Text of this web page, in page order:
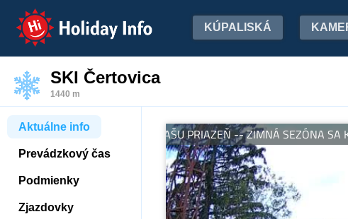
Holiday Info KÚPALISKÁ
SKI Čertovica
1440 m
Aktuálne info
Prevádzkový čas
Podmienky
Zjazdovky
- ĎAKUJEME ZA VAŠU PRIAZEŇ -- ZIMNÁ SEZÓNA SA KONČÍ